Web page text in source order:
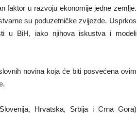
faktor u razvoju ekonomije jedne zemlje.
su poduzetničke zvijezde. Usprkos
u BiH, iako njihova iskustva i modeli
novina koja će biti posvećena ovim
Hrvatska, Srbija i Crna Gora)